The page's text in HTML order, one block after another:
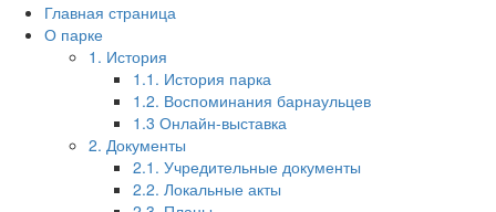
Главная страница
О парке
1. История
1.1. История парка
1.2. Воспоминания барнаульцев
1.3 Онлайн-выставка
2. Документы
2.1. Учредительные документы
2.2. Локальные акты